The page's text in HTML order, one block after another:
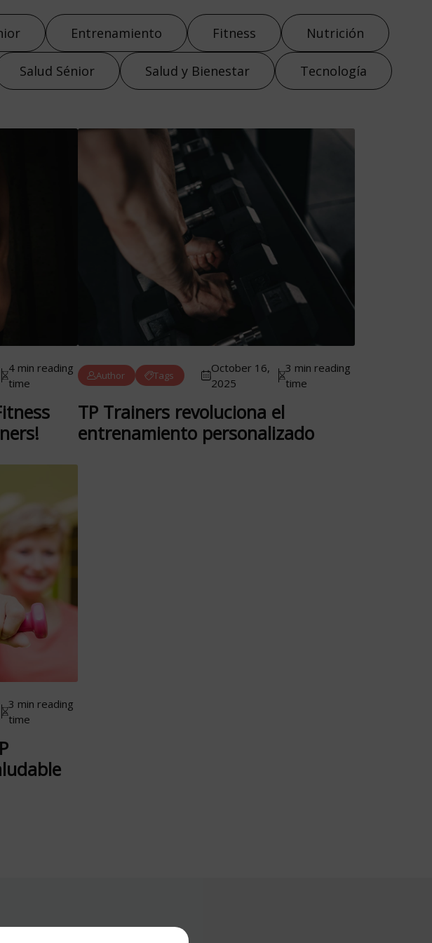
Entrenamiento Fitness Nutrición
Salud Sénior Salud y Bienestar Tecnología
4 min reading
time
Author Tags
October 16,
2025
3 min reading
time
TP Trainers revoluciona el
entrenamiento personalizado
3 min reading
time